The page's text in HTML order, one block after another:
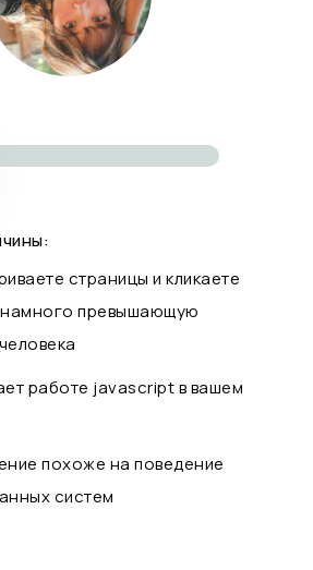
страницы и кликаете
превышающую
работе javascript в вашем
похоже на поведение
систем